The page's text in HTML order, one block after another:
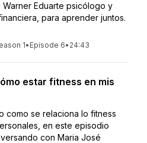
Eduarte psicólogo y
para aprender juntos.
1• Episode 6• 24:43
estar fitness en mis
como se relaciona lo fitness
en este episodio
con Maria José